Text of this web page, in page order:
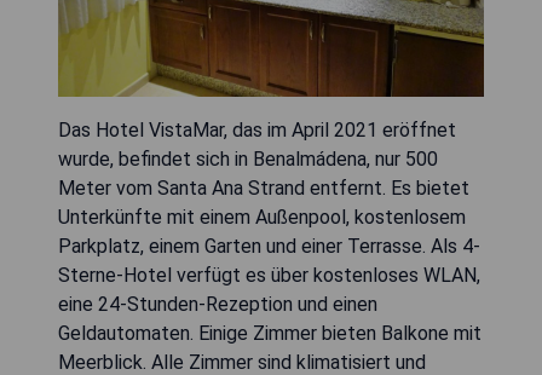
Das Hotel VistaMar, das im April 2021 eröffnet
wurde, befindet sich in Benalmádena, nur 500
Meter vom Santa Ana Strand entfernt. Es bietet
Unterkünfte mit einem Außenpool, kostenlosem
Parkplatz, einem Garten und einer Terrasse. Als 4-
Sterne-Hotel verfügt es über kostenloses WLAN,
eine 24-Stunden-Rezeption und einen
Geldautomaten. Einige Zimmer bieten Balkone mit
Meerblick. Alle Zimmer sind klimatisiert und